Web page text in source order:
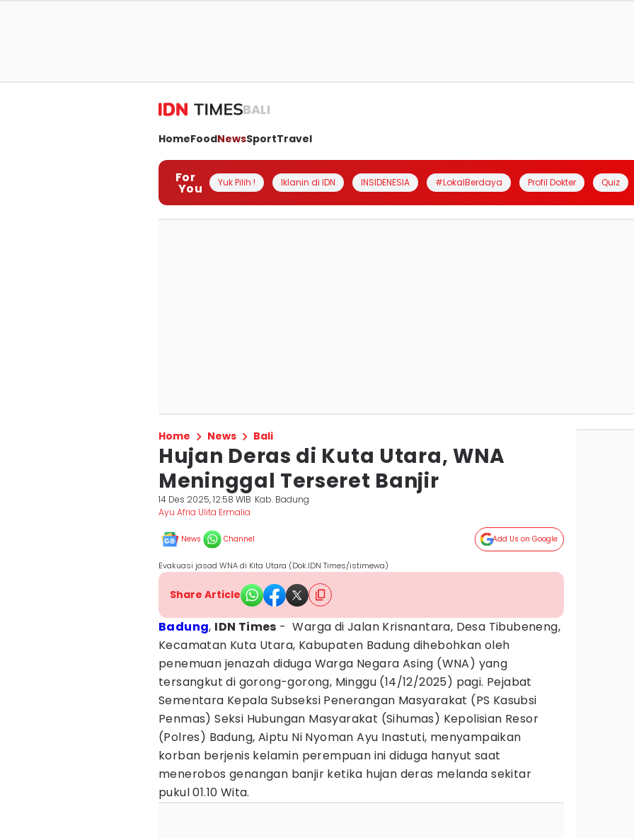
BALI
HomeFoodNewsSportTravel
For
You Yuk Pilih ! Iklanin di IDN INSIDENESIA #LokalBerdaya Profil Dokter Quiz
Home News Bali
Hujan Deras di Kuta Utara, WNA
Meninggal Terseret Banjir
14 Des 2025, 12:58 WIB Kab. Badung
Ayu Afria Ulita Ermalia
News Channel Add Us on Google
Evakuasi jasad WNA di Kita Utara (Dok.IDN Times/istimewa)
Share Article
Badung, IDN Times - Warga di Jalan Krisnantara, Desa Tibubeneng,
Kecamatan Kuta Utara, Kabupaten Badung dihebohkan oleh
penemuan jenazah diduga Warga Negara Asing (WNA) yang
tersangkut di gorong-gorong, Minggu (14/12/2025) pagi. Pejabat
Sementara Kepala Subseksi Penerangan Masyarakat (PS Kasubsi
Penmas) Seksi Hubungan Masyarakat (Sihumas) Kepolisian Resor
(Polres) Badung, Aiptu Ni Nyoman Ayu Inastuti, menyampaikan
korban berjenis kelamin perempuan ini diduga hanyut saat
menerobos genangan banjir ketika hujan deras melanda sekitar
pukul 01.10 Wita.